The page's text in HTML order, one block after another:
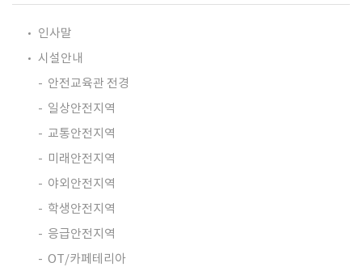
인사말
시설안내
안전교육관 전경
일상안전지역
교통안전지역
미래안전지역
야외안전지역
학생안전지역
응급안전지역
OT/카페테리아